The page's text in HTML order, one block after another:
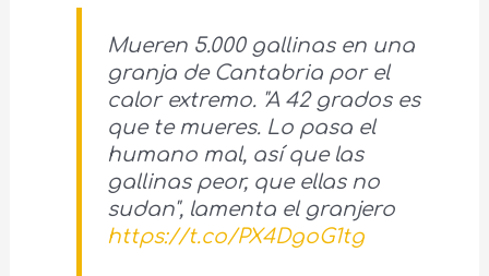
Mueren 5.000 gallinas en una
granja de Cantabria por el
calor extremo. "A 42 grados es
que te mueres. Lo pasa el
humano mal, así que las
gallinas peor, que ellas no
sudan", lamenta el granjero
https://t.co/PX4DgoG1tg